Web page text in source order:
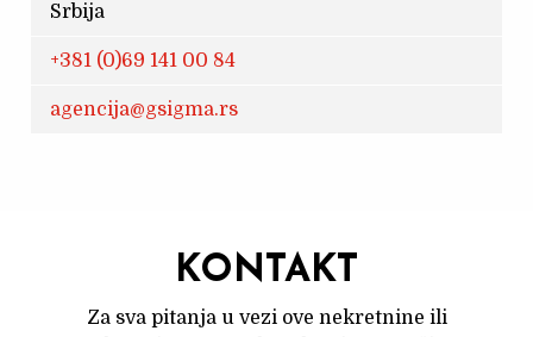
Srbija
+381 (0)69 141 00 84
agencija@gsigma.rs
KONTAKT
Za sva pitanja u vezi ove nekretnine ili